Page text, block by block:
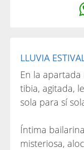
LLUVIA
En la
tibia, agitada,
sola para sí
Íntima
misteriosa,